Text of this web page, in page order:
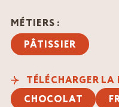
MÉTIERS :
PÂTISSIER
TÉLÉCHARGER LA
CHOCOLAT